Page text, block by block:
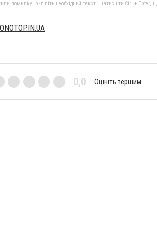
помилку, виділіть необхідний текст і натисніть Ctrl + Enter,
0,0 Оцініть першим